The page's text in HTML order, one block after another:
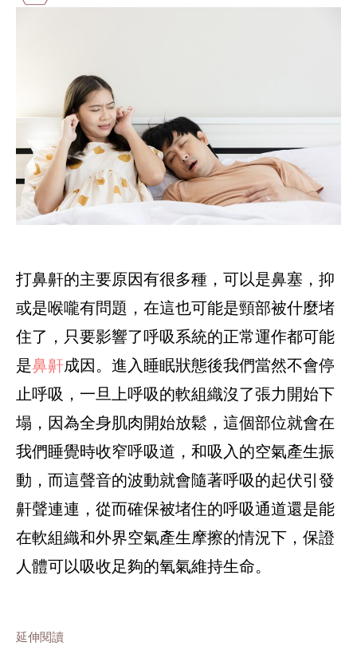
打鼻鼾的主要原因有很多種，可以是鼻塞，抑
或是喉嚨有問題，在這也可能是頸部被什麼堵
住了，只要影響了呼吸系統的正常運作都可能
是鼻鼾成因。進入睡眠狀態後我們當然不會停
止呼吸，一旦上呼吸的軟組織沒了張力開始下
塌，因為全身肌肉開始放鬆，這個部位就會在
我們睡覺時收窄呼吸道，和吸入的空氣產生振
動，而這聲音的波動就會隨著呼吸的起伏引發
鼾聲連連，從而確保被堵住的呼吸通道還是能
在軟組織和外界空氣產生摩擦的情況下，保證
人體可以吸收足夠的氧氣維持生命。
延伸閱讀